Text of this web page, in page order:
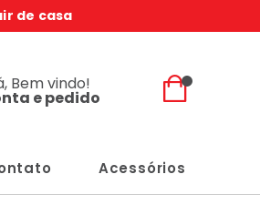
de casa
Bem vindo!
e pedido
Acessórios